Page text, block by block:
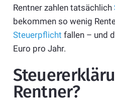
Rentner zahlen tatsächlich
bekommen so wenig
Steuerpflicht fallen – und
Euro pro Jahr.
Rentner?